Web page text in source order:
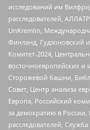
исследований им
расследователей,
UnKremlin,
Финланд, Гудзоновский
Комитет-2024,
восточноевропейских и
Сторожевой башни,
Совет, Центр анализа
Европа, Российский
за демократию в России,
расследователей,